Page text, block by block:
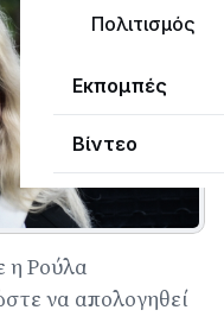
Πολιτισμός
Εκπομπές
Βίντεο
η Ρούλα
να απολογηθεί